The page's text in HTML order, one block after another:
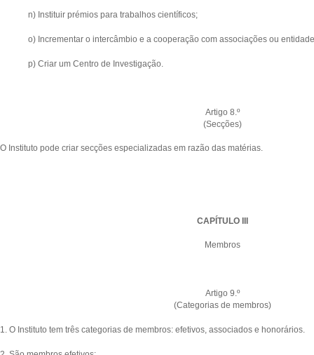
n) Instituir prémios para trabalhos científicos;
o) Incrementar o intercâmbio e a cooperação com associações ou
p) Criar um Centro de Investigação.
Artigo 8.º
(Secções)
O Instituto pode criar secções especializadas em razão das matérias.
CAPÍTULO III
Membros
Artigo 9.º
(Categorias de membros)
1. O Instituto tem três categorias de membros: efetivos, associados e honorários.